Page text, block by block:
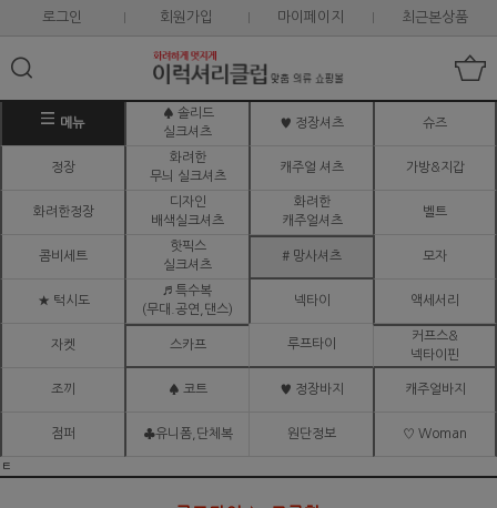
로그인 회원가입 마이페이지 최근본상품
메뉴
♠ 솔리드
실크셔츠
♥ 정장셔츠 슈즈
정장
화려한
무늬 실크셔츠
캐주얼 셔츠 가방&지갑
화려한정장
디자인
배색실크셔츠
화려한
캐주얼셔츠
벨트
콤비세트
핫픽스
실크셔츠
# 망사셔츠 모자
★ 턱시도
♬ 특수복
(무대.공연,댄스)
넥타이 액세서리
자켓 스카프 루프타이
커프스&
넥타이핀
조끼 ♠ 코트 ♥ 정장바지 캐주얼바지
점퍼 ♣유니폼,단체복 원단정보 ♡ Woman
ㅌ